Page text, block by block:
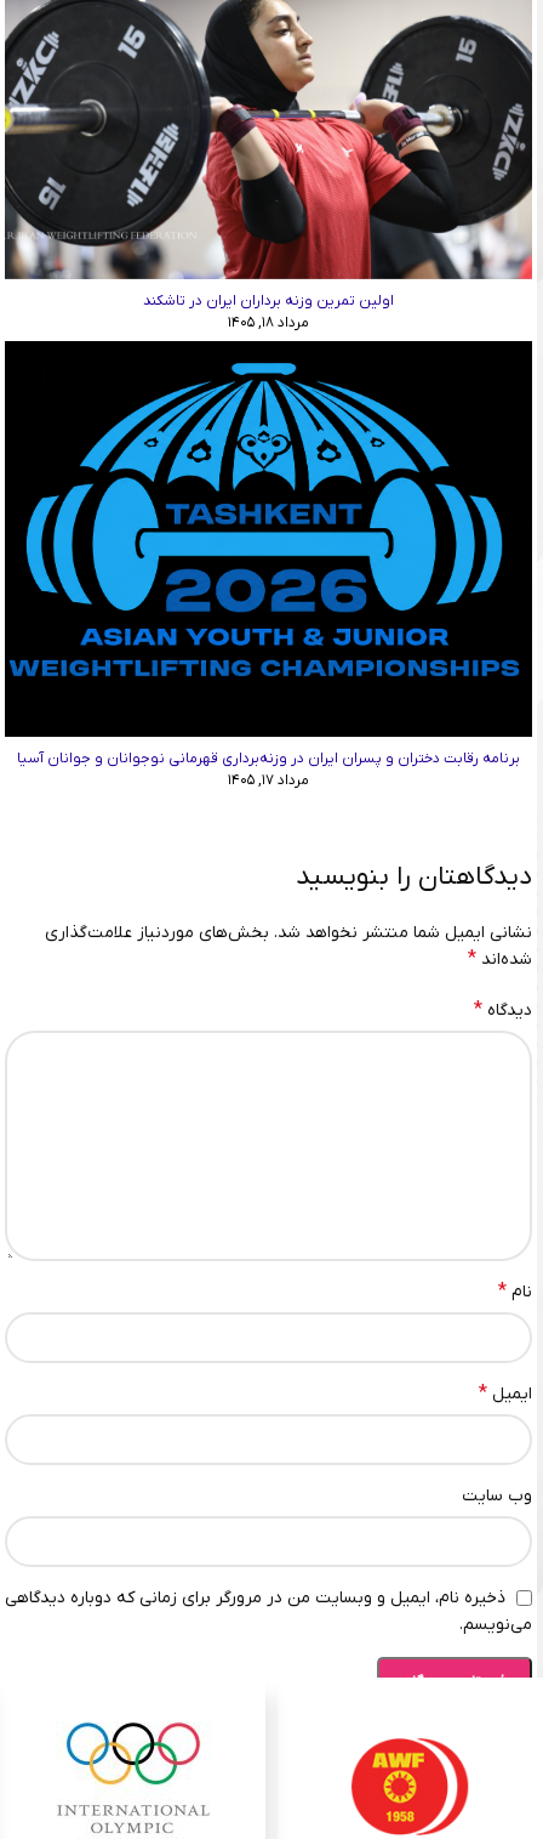
اولین تمرین وزنه برداران ایران در تاشکند
مرداد ۱۸, ۱۴۰۵
برنامه رقابت دختران و پسران ایران در وزنه‌برداری قهرمانی نوجوانان و جوانان آسیا
مرداد ۱۷, ۱۴۰۵
دیدگاهتان را بنویسید
نشانی ایمیل شما منتشر نخواهد شد. بخش‌های موردنیاز علامت‌گذاری
شده‌اند *
دیدگاه *
نام *
ایمیل *
وب‌ سایت
ذخیره نام، ایمیل و وبسایت من در مرورگر برای زمانی که دوباره دیدگاهی
می‌نویسم.